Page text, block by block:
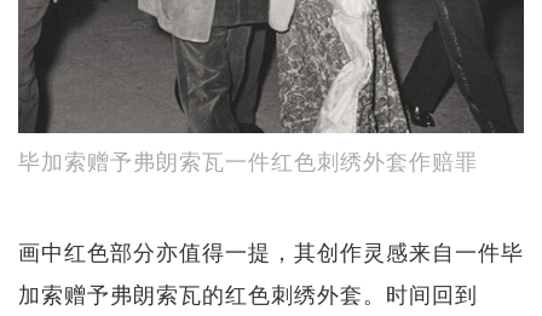
毕加索赠予弗朗索瓦一件红色刺绣外套作赔罪
画中红色部分亦值得一提，其创作灵感来自一件毕
加索赠予弗朗索瓦的红色刺绣外套。时间回到